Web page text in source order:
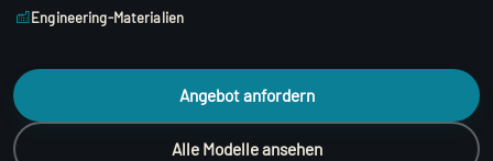
Engineering-Materialien
Angebot anfordern
Alle Modelle ansehen